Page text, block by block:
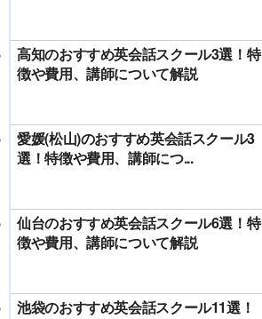
高知のおすすめ英会話スクール3選！特
徴や費用、講師について解説
愛媛(松山)のおすすめ英会話スクール3
選！特徴や費用、講師につ...
仙台のおすすめ英会話スクール6選！特
徴や費用、講師について解説
池袋のおすすめ英会話スクール11選！